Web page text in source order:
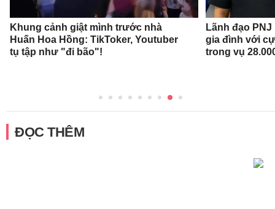
Khung cảnh giật mình trước nhà
Huấn Hoa Hồng: TikToker, Youtuber
tụ tập như "đi bão"!
Lãnh đạo
gia đình với
trong vụ
ĐỌC THÊM